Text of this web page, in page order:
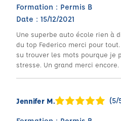
Formation : Permis B
Date : 15/12/2021
Une superbe auto école rien à
du top Federico merci pour
su trouver les mots pourque je
stresse. Un grand merci encore.
Jennifer M. (5/